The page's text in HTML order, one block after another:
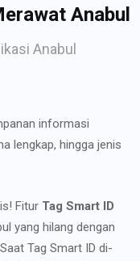
Anabul
Anabul
informasi
lengkap, hingga jenis
Fitur Tag Smart ID
yang hilang dengan
Tag Smart ID di-